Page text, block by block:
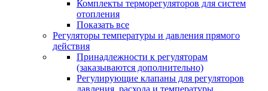
Комплекты терморегуляторов для систем
отопления
Показать все
Регуляторы температуры и давления прямого
действия
Принадлежности к регуляторам
(заказываются дополнительно)
Регулирующие клапаны для регуляторов
давления, расхода и температуры